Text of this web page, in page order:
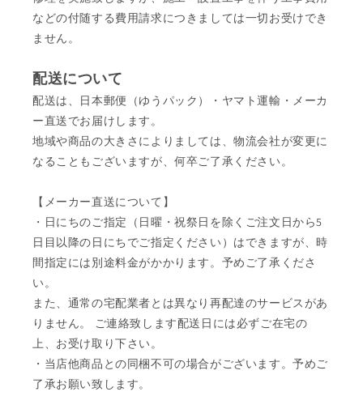
などの付随する費用請求につきましては一切お受けでき
ません。
配送について
配送は、日本郵便（ゆうパック）・ヤマト運輸・メーカ
ー直送でお届けします。
地域や商品の大きさによりましては、物流会社が変更に
なることもございますが、何卒ご了承ください。
【メーカー直送について】
・日にちのご指定（日曜・祝祭日を除くご注文日から5
日目以降の日にちでご指定ください）はできますが、時
間指定には別途料金がかかります。予めご了承くださ
い。
また、通常の宅配業者とは異なり再配達のサービスがあ
りません。 ご連絡致します配送日には必ずご在宅の
上、お受け取り下さい。
・当店他商品との同梱不可の場合がございます。予めご
了承お願い致します。